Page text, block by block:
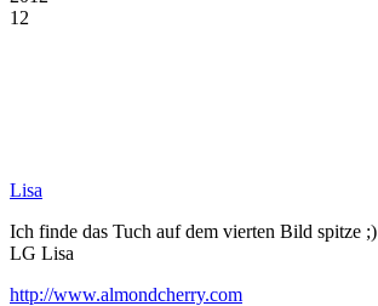
12
Lisa
Ich finde das Tuch auf dem vierten Bild spitze ;)
LG Lisa
http://www.almondcherry.com